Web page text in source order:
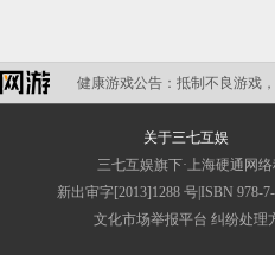
健康游戏公告： 抵制不良游戏
关于三七互娱
三七互娱旗下·上海硬通网
新出审字[2013]1288 号|ISBN
文化市场举报平台 纠纷处理